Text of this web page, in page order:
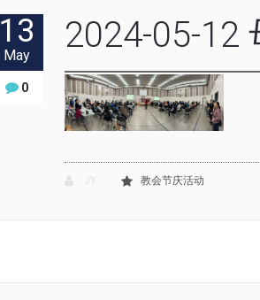
13
May
0
2024-05-12
教会节庆活动